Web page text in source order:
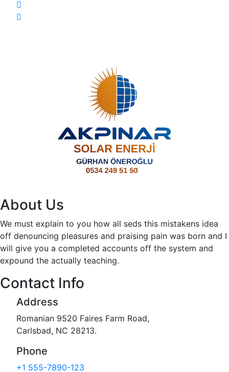
About Us
We must explain to you how all seds this mistakens idea
off denouncing pleasures and praising pain was born and I
will give you a completed accounts off the system and
expound the actually teaching.
Contact Info
Address
Romanian 9520 Faires Farm Road,
Carlsbad, NC 28213.
Phone
+1 555-7890-123